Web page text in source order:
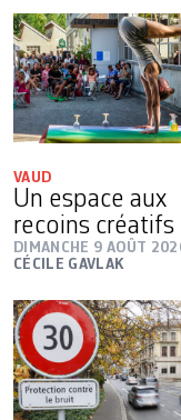
VAUD
Un espace aux
recoins créatifs
DIMANCHE 9 AOÛT
CÉCILE GAVLAK